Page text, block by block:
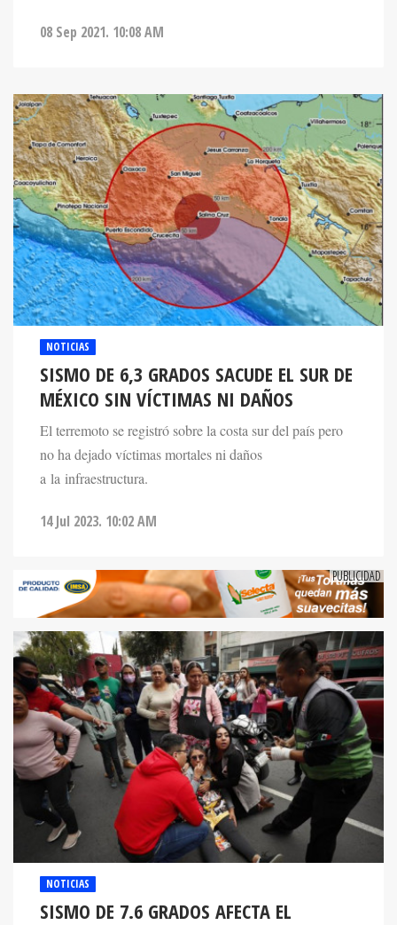
08 Sep 2021. 10:08 AM
NOTICIAS
SISMO DE 6,3 GRADOS SACUDE EL SUR DE
MÉXICO SIN VÍCTIMAS NI DAÑOS
El terremoto se registró sobre la costa sur del país pero
no ha dejado víctimas mortales ni daños
a la infraestructura.
14 Jul 2023. 10:02 AM
SISMO DE 7.6 GRADOS AFECTA EL
SUROESTE DE MÉXICO